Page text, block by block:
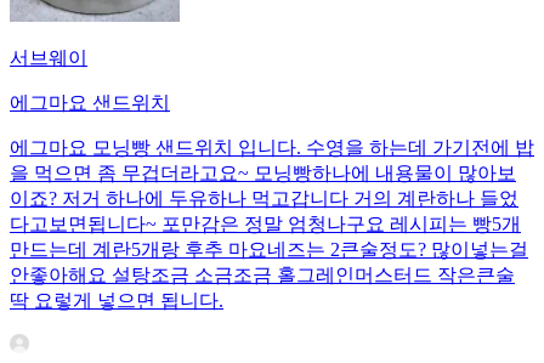
서브웨이
에그마요 샌드위치
에그마요 모닝빵 샌드위치 입니다. 수영을 하는데 가기전에 밥
을 먹으면 좀 무겁더라고요~ 모닝빵하나에 내용물이 많아보
이죠? 저거 하나에 두유하나 먹고갑니다 거의 계란하나 들었
다고보면됩니다~ 포만감은 정말 엄청나구요 레시피는 빵5개
만드는데 계란5개랑 후추 마요네즈는 2큰술정도? 많이넣는걸
안좋아해요 설탕조금 소금조금 홀그레인머스터드 작은큰술
딱 요렇게 넣으면 됩니다.